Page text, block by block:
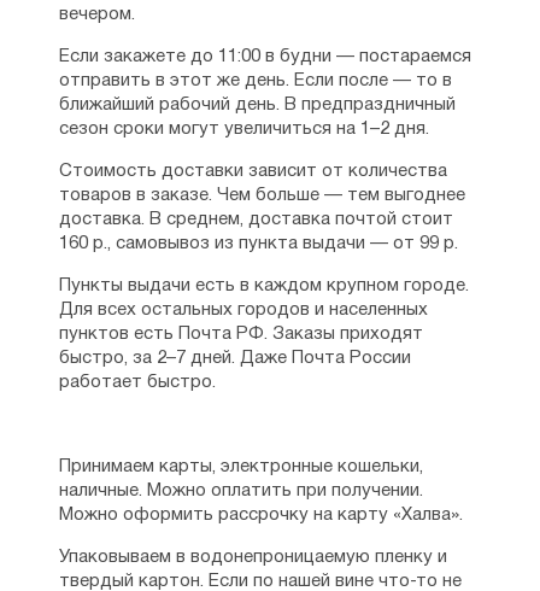
вечером.
Если закажете до 11:00 в будни — постараемся
отправить в этот же день. Если после — то в
ближайший рабочий день. В предпраздничный
сезон сроки могут увеличиться на 1–2 дня.
Стоимость доставки зависит от количества
товаров в заказе. Чем больше — тем выгоднее
доставка. В среднем, доставка почтой стоит
160 р., самовывоз из пункта выдачи — от 99 р.
Пункты выдачи есть в каждом крупном городе.
Для всех остальных городов и населенных
пунктов есть Почта РФ. Заказы приходят
быстро, за 2–7 дней. Даже Почта России
работает быстро.
Принимаем карты, электронные кошельки,
наличные. Можно оплатить при получении.
Можно оформить рассрочку на карту «Халва».
Упаковываем в водонепроницаемую пленку и
твердый картон. Если по нашей вине что-то не